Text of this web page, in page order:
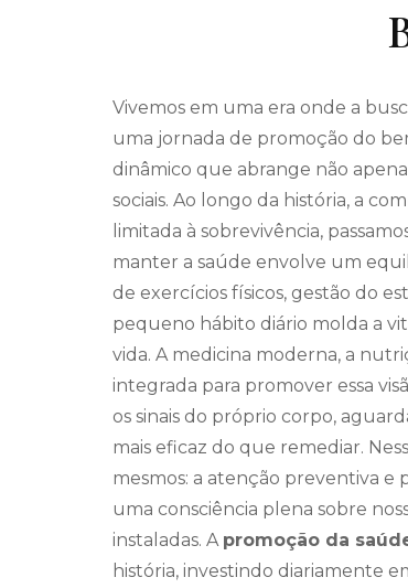
Vivemos em uma era onde a
uma jornada de promoção do
dinâmico que abrange não
sociais. Ao longo da história, a
limitada à sobrevivência,
manter a saúde envolve um
de exercícios físicos, gestão do
pequeno hábito diário molda a
vida. A medicina moderna, a
integrada para promover essa
os sinais do próprio corpo,
mais eficaz do que remediar.
mesmos: a atenção preventiva e
uma consciência plena sobre
instaladas. A promoção da
história, investindo diariamente